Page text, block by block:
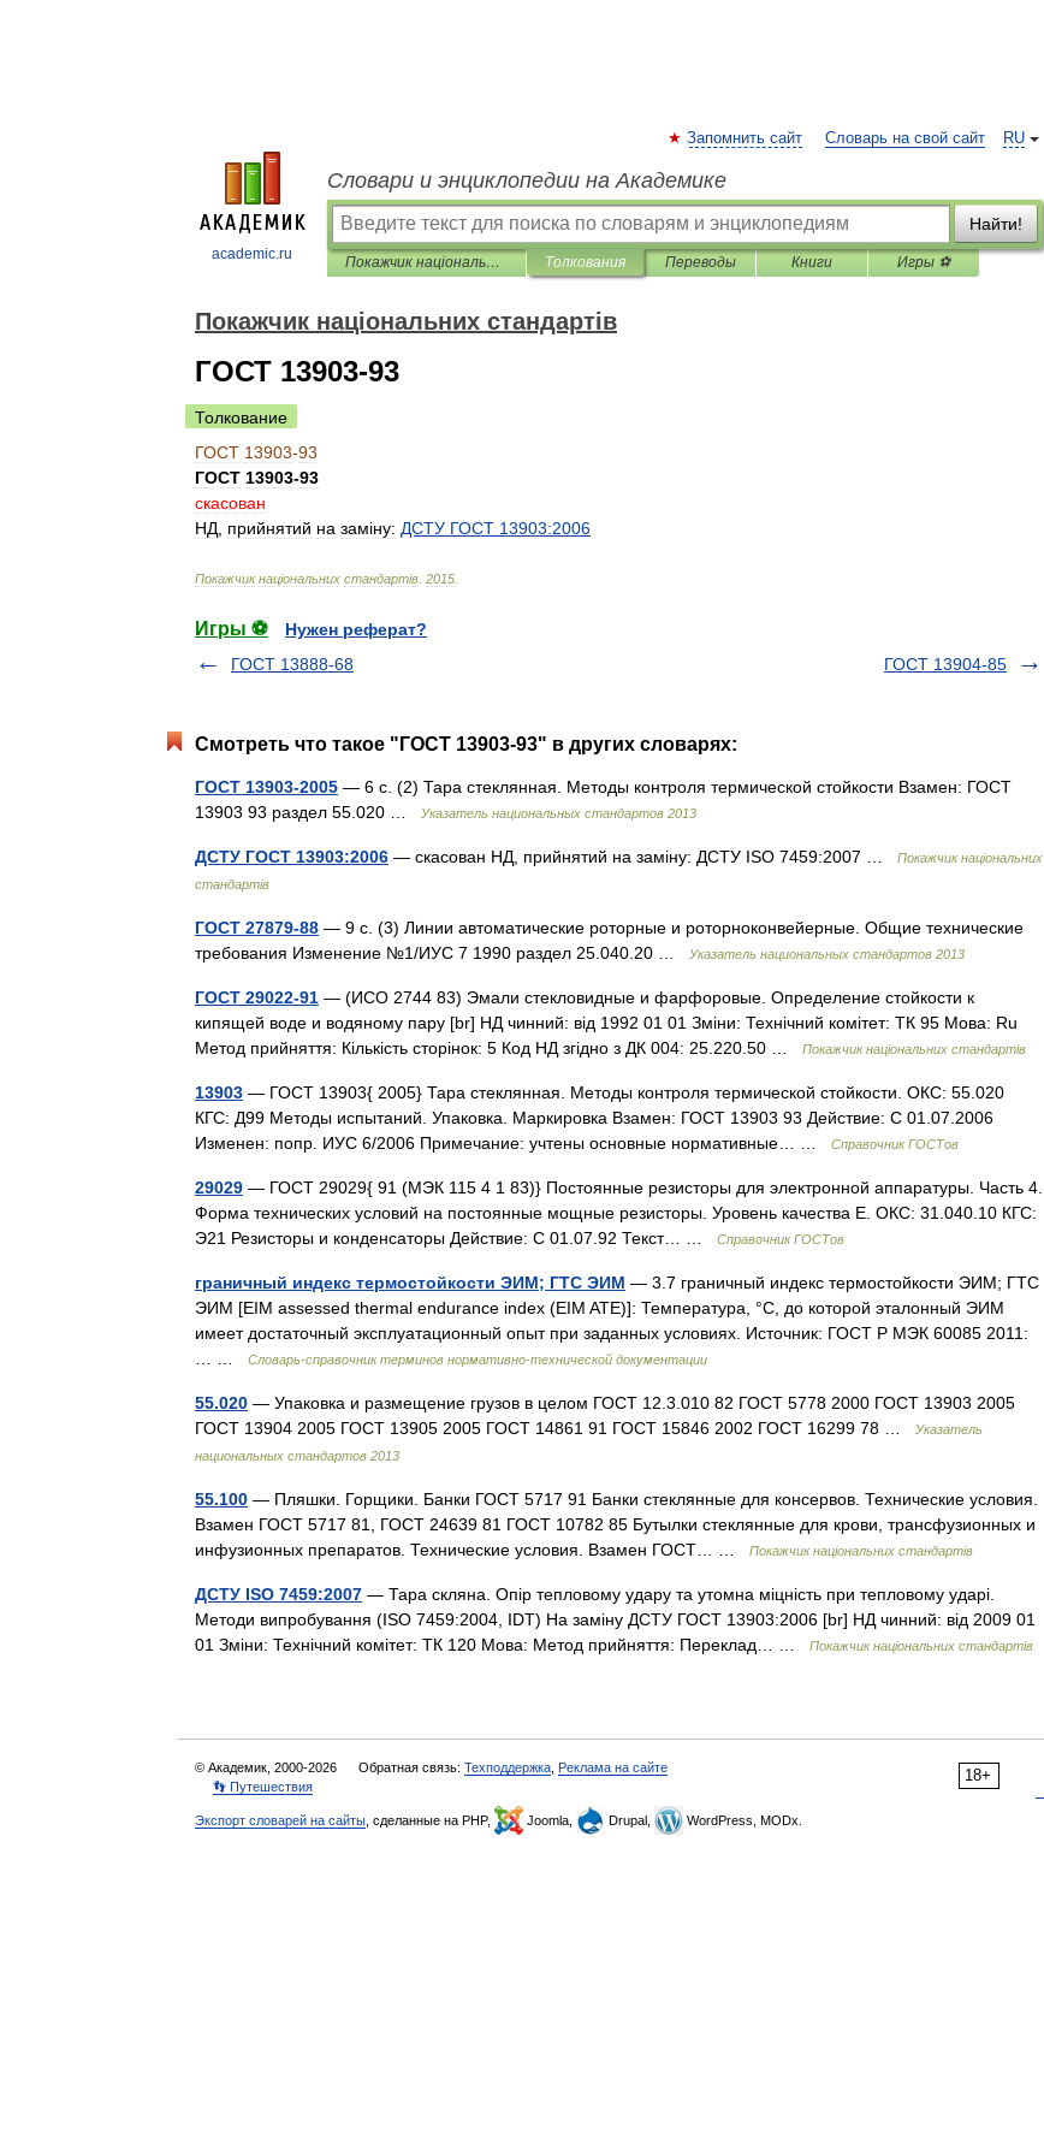
academic.ru
RU
Запомнить сайт Словарь на свой сайт
Словари и энциклопедии на Академике
Найти!
Покажчик національних стандартів Толкования Переводы Книги Игры ⚽
Покажчик національних стандартів
ГОСТ 13903-93
Толкование
ГОСТ 13903-93
ГОСТ 13903-93
скасован
НД прийнятий на заміну: ДСТУ ГОСТ 13903:2006
Покажчик національних стандартів 2015
Игры ⚽
Нужен реферат?
ГОСТ 13888-68
ГОСТ 13904-85
Смотреть что такое "ГОСТ 13903-93" в других словарях:
ГОСТ 13903-2005 — 6 с. (2) Тара стеклянная. Методы контроля термической стойкости Взамен: ГОСТ
13903 93 раздел 55.020 …
Указатель национальных стандартов 2013
ДСТУ ГОСТ 13903:2006 — скасован НД, прийнятий на заміну: ДСТУ ISO 7459:2007 …
Покажчик національних
стандартів
ГОСТ 27879-88 — 9 с. (3) Линии автоматические роторные и роторноконвейерные. Общие технические
требования Изменение №1/ИУС 7 1990 раздел 25.040.20 …
Указатель национальных стандартов 2013
ГОСТ 29022-91 — (ИСО 2744 83) Эмали стекловидные и фарфоровые. Определение стойкости к
кипящей воде и водяному пару [br] НД чинний: від 1992 01 01 Зміни: Технічний комітет: ТК 95 Мова: Ru
Метод прийняття: Кількість сторінок: 5 Код НД згідно з ДК 004: 25.220.50 …
Покажчик національних стандартів
13903 — ГОСТ 13903{ 2005} Тара стеклянная. Методы контроля термической стойкости. ОКС: 55.020
КГС: Д99 Методы испытаний. Упаковка. Маркировка Взамен: ГОСТ 13903 93 Действие: С 01.07.2006
Изменен: попр. ИУС 6/2006 Примечание: учтены основные нормативные… …
Справочник ГОСТов
29029 — ГОСТ 29029{ 91 (МЭК 115 4 1 83)} Постоянные резисторы для электронной аппаратуры. Часть 4.
Форма технических условий на постоянные мощные резисторы. Уровень качества Е. ОКС: 31.040.10 КГС:
Э21 Резисторы и конденсаторы Действие: С 01.07.92 Текст… …
Справочник ГОСТов
граничный индекс термостойкости ЭИМ; ГТС ЭИМ — 3.7 граничный индекс термостойкости ЭИМ; ГТС
ЭИМ [EIM assessed thermal endurance index (EIM ATE)]: Температура, °C, до которой эталонный ЭИМ
имеет достаточный эксплуатационный опыт при заданных условиях. Источник: ГОСТ Р МЭК 60085 2011:
Словарь-справочник терминов нормативно-технической документации
55.020 — Упаковка и размещение грузов в целом ГОСТ 12.3.010 82 ГОСТ 5778 2000 ГОСТ 13903 2005
ГОСТ 13904 2005 ГОСТ 13905 2005 ГОСТ 14861 91 ГОСТ 15846 2002 ГОСТ 16299 78 …
Указатель
национальных стандартов 2013
55.100 — Пляшки. Горщики. Банки ГОСТ 5717 91 Банки стеклянные для консервов. Технические условия.
Взамен ГОСТ 5717 81, ГОСТ 24639 81 ГОСТ 10782 85 Бутылки стеклянные для крови, трансфузионных и
инфузионных препаратов. Технические условия. Взамен ГОСТ… …
Покажчик національних стандартів
ДСТУ ISO 7459:2007 — Тара скляна. Опір тепловому удару та утомна міцність при тепловому ударі.
Методи випробування (ISO 7459:2004, IDT) На заміну ДСТУ ГОСТ 13903:2006 [br] НД чинний: від 2009 01
01 Зміни: Технічний комітет: ТК 120 Мова: Метод прийняття: Переклад… …
Покажчик національних стандартів
18+
© Академик, 2000-2026 Обратная связь: Техподдержка Реклама на сайте
👣 Путешествия
Экспорт словарей на сайты , сделанные на PHP, Joomla, Drupal, WordPress, MODx.